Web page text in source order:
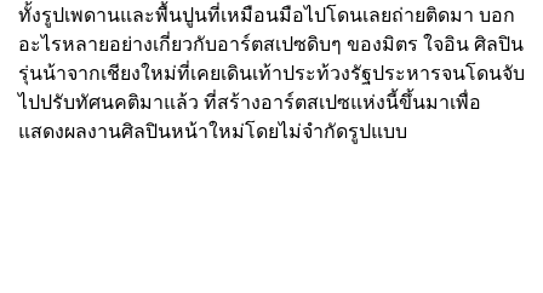
ทั้งรูปเพดานและพื้นปูนที่เหมือนมือไปโดนเลยถ่ายติดมา บอก
อะไรหลายอย่างเกี่ยวกับอาร์ตสเปซดิบๆ ของมิตร ใจอิน ศิลปิน
รุ่นน้าจากเชียงใหม่ที่เคยเดินเท้าประท้วงรัฐประหารจนโดนจับ
ไปปรับทัศนคติมาแล้ว ที่สร้างอาร์ตสเปซแห่งนี้ขึ้นมาเพื่อ
แสดงผลงานศิลปินหน้าใหม่โดยไม่จำกัดรูปแบบ